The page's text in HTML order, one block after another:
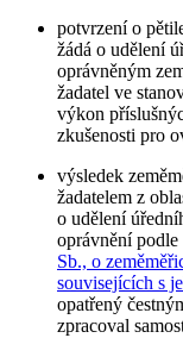
potvrzení o
žádá o udělení
oprávněným
žadatel ve
výkon
zkušenosti pro
výsledek
žadatelem z
o udělení
oprávnění podle
Sb., o
souvisejících s
opatřený
zpracoval